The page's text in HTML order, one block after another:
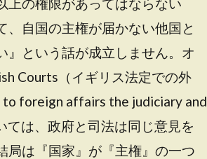
、自国の主権が届かない他国と
』という話が成立しません。オ
Courts（イギリス法定での外
foreign affairs the judiciary and
は、政府と司法は同じ意見を
局は『国家』が『主権』の一つ